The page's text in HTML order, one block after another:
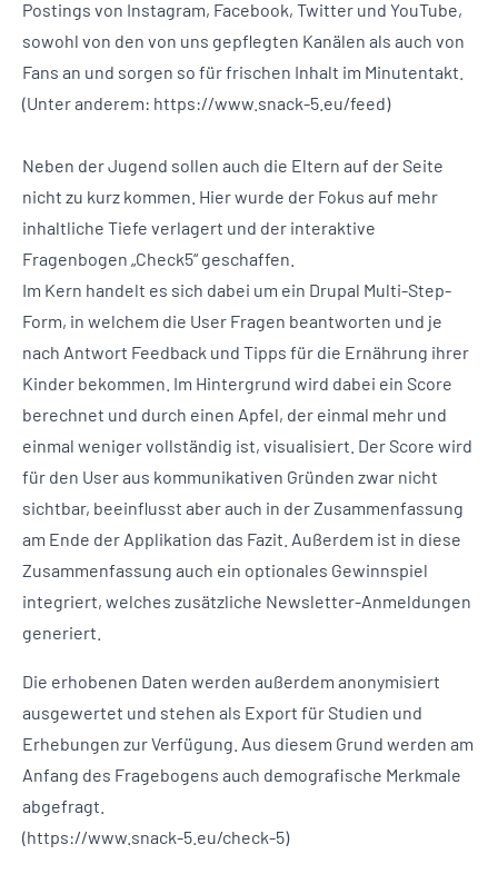
Postings von Instagram, Facebook, Twitter und YouTube,
sowohl von den von uns gepflegten Kanälen als auch von
Fans an und sorgen so für frischen Inhalt im Minutentakt.
(Unter anderem: https://www.snack-5.eu/feed)
Neben der Jugend sollen auch die Eltern auf der Seite
nicht zu kurz kommen. Hier wurde der Fokus auf mehr
inhaltliche Tiefe verlagert und der interaktive
Fragenbogen „Check5“ geschaffen.
Im Kern handelt es sich dabei um ein Drupal Multi-Step-
Form, in welchem die User Fragen beantworten und je
nach Antwort Feedback und Tipps für die Ernährung ihrer
Kinder bekommen. Im Hintergrund wird dabei ein Score
berechnet und durch einen Apfel, der einmal mehr und
einmal weniger vollständig ist, visualisiert. Der Score wird
für den User aus kommunikativen Gründen zwar nicht
sichtbar, beeinflusst aber auch in der Zusammenfassung
am Ende der Applikation das Fazit. Außerdem ist in diese
Zusammenfassung auch ein optionales Gewinnspiel
integriert, welches zusätzliche Newsletter-Anmeldungen
generiert.
Die erhobenen Daten werden außerdem anonymisiert
ausgewertet und stehen als Export für Studien und
Erhebungen zur Verfügung. Aus diesem Grund werden am
Anfang des Fragebogens auch demografische Merkmale
abgefragt.
(https://www.snack-5.eu/check-5)